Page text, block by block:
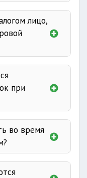
статье 37
лет
лицо,
при
не
во время
дней